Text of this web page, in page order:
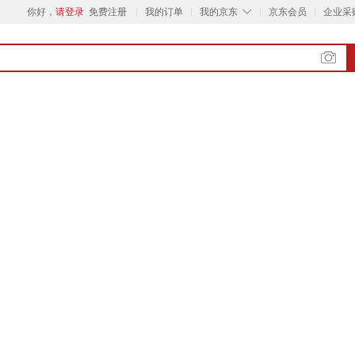
你好， 请登录 免费注册 我的订单 ◇
我的京东 京东会员 企业采